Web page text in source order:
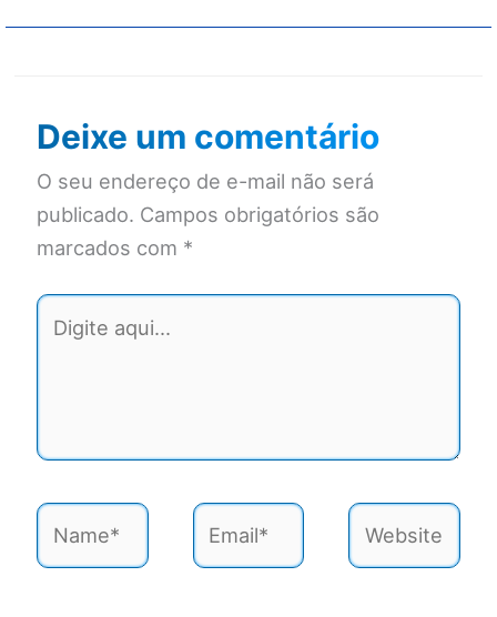
Deixe um comentário
O seu endereço de e-mail não será
publicado. Campos obrigatórios são
marcados com *
Digite
aqui...
Name* Email* Website